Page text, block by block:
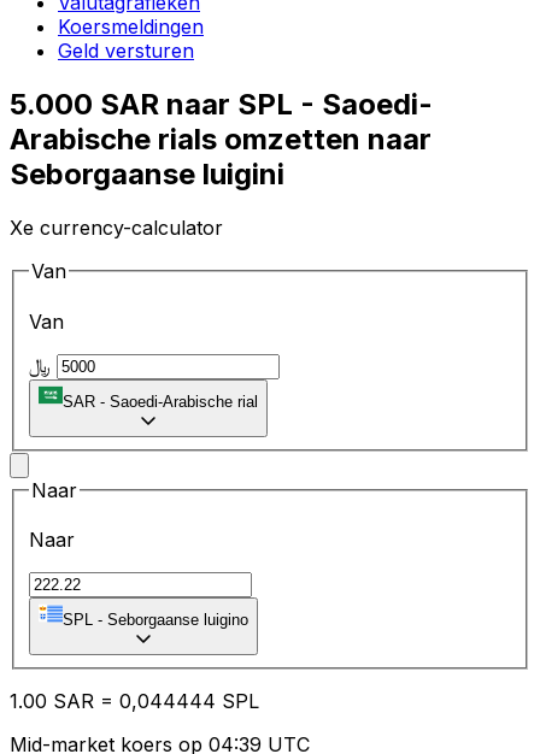
Koersmeldingen
Geld versturen
5.000 SAR naar SPL - Saoedi-
Arabische rials omzetten naar
Seborgaanse luigini
Xe currency-calculator
Van
Van
SAR - Saoedi-Arabische rial
Naar
Naar
SPL - Seborgaanse luigino
1.00 SAR = 0,044444 SPL
Mid-market koers op 04:39 UTC